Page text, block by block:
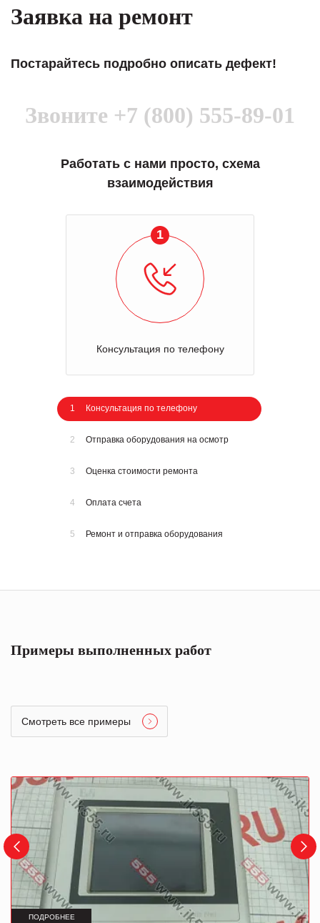
Заявка на ремонт
Постарайтесь подробно описать дефект!
Звоните +7 (800) 555-89-01
Работать с нами просто, схема
взаимодействия
1
Консультация по телефону
1 Консультация по телефону
2 Отправка оборудования на осмотр
3 Оценка стоимости ремонта
4 Оплата счета
5 Ремонт и отправка оборудования
Примеры выполненных работ
Смотреть все примеры
ПОДРОБНЕЕ